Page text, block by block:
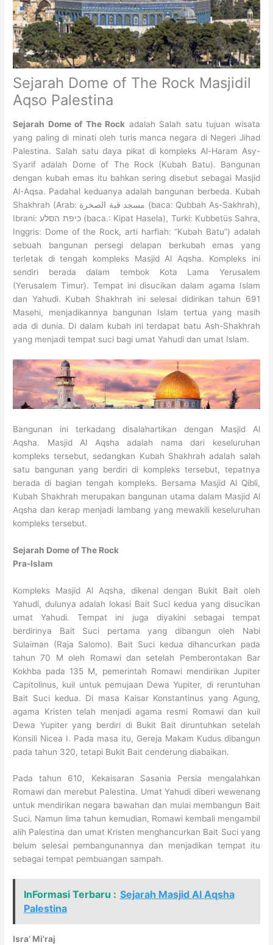
Sejarah Dome of The Rock Masjidil
Aqso Palestina
Sejarah Dome of The Rock adalah Salah satu tujuan wisata
yang paling di minati oleh turis manca negara di Negeri Jihad
Palestina. Salah satu daya pikat di kompleks Al-Haram Asy-
Syarif adalah Dome of The Rock (Kubah Batu). Bangunan
dengan kubah emas itu bahkan sering disebut sebagai Masjid
Al-Aqsa. Padahal keduanya adalah bangunan berbeda. Kubah
Shakhrah (Arab: مسجد قبة الصخرة (baca: Qubbah As-Sakhrah),
Ibrani: כיפת הסלע (baca.: Kipat Hasela), Turki: Kubbetüs Sahra,
Inggris: Dome of the Rock, arti harfiah: “Kubah Batu”) adalah
sebuah bangunan persegi delapan berkubah emas yang
terletak di tengah kompleks Masjid Al Aqsha. Kompleks ini
sendiri berada dalam tembok Kota Lama Yerusalem
(Yerusalem Timur). Tempat ini disucikan dalam agama Islam
dan Yahudi. Kubah Shakhrah ini selesai didirikan tahun 691
Masehi, menjadikannya bangunan Islam tertua yang masih
ada di dunia. Di dalam kubah ini terdapat batu Ash-Shakhrah
yang menjadi tempat suci bagi umat Yahudi dan umat Islam.
Bangunan ini terkadang disalahartikan dengan Masjid Al
Aqsha. Masjid Al Aqsha adalah nama dari keseluruhan
kompleks tersebut, sedangkan Kubah Shakhrah adalah salah
satu bangunan yang berdiri di kompleks tersebut, tepatnya
berada di bagian tengah kompleks. Bersama Masjid Al Qibli,
Kubah Shakhrah merupakan bangunan utama dalam Masjid Al
Aqsha dan kerap menjadi lambang yang mewakili keseluruhan
kompleks tersebut.
Sejarah Dome of The Rock
Pra-Islam
Kompleks Masjid Al Aqsha, dikenal dengan Bukit Bait oleh
Yahudi, dulunya adalah lokasi Bait Suci kedua yang disucikan
umat Yahudi. Tempat ini juga diyakini sebagai tempat
berdirinya Bait Suci pertama yang dibangun oleh Nabi
Sulaiman (Raja Salomo). Bait Suci kedua dihancurkan pada
tahun 70 M oleh Romawi dan setelah Pemberontakan Bar
Kokhba pada 135 M, pemerintah Romawi mendirikan Jupiter
Capitolinus, kuil untuk pemujaan Dewa Yupiter, di reruntuhan
Bait Suci kedua. Di masa Kaisar Konstantinus yang Agung,
agama Kristen telah menjadi agama resmi Romawi dan kuil
Dewa Yupiter yang berdiri di Bukit Bait diruntuhkan setelah
Konsili Nicea I. Pada masa itu, Gereja Makam Kudus dibangun
pada tahun 320, tetapi Bukit Bait cenderung diabaikan.
Pada tahun 610, Kekaisaran Sasania Persia mengalahkan
Romawi dan merebut Palestina. Umat Yahudi diberi wewenang
untuk mendirikan negara bawahan dan mulai membangun Bait
Suci. Namun lima tahun kemudian, Romawi kembali mengambil
alih Palestina dan umat Kristen menghancurkan Bait Suci yang
belum selesai pembangunannya dan menjadikan tempat itu
sebagai tempat pembuangan sampah.
InFormasi Terbaru : Sejarah Masjid Al Aqsha
Palestina
Isra’ Mi’raj